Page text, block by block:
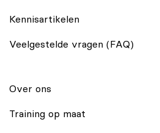
Kennisartikelen
Veelgestelde vragen (FAQ)
Over ons
Training op maat